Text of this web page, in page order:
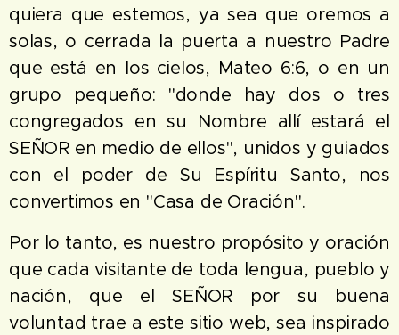
quiera que estemos, ya sea que oremos a
solas, o cerrada la puerta a nuestro Padre
que está en los cielos, Mateo 6:6, o en un
grupo pequeño: "donde hay dos o tres
congregados en su Nombre allí estará el
SEÑOR en medio de ellos", unidos y guiados
con el poder de Su Espíritu Santo, nos
convertimos en "Casa de Oración".
Por lo tanto, es nuestro propósito y oración
que cada visitante de toda lengua, pueblo y
nación, que el SEÑOR por su buena
voluntad trae a este sitio web, sea inspirado